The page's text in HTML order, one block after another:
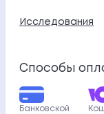
Исследования
Способы
Банковской